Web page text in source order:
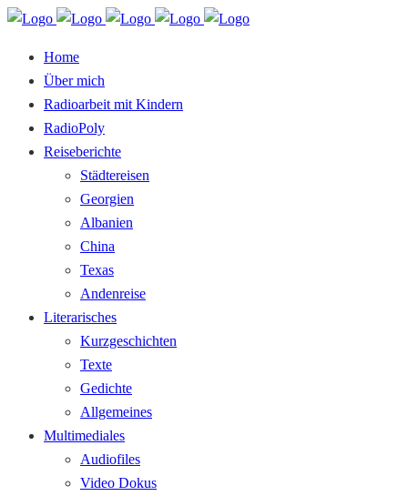
Home
Über mich
Radioarbeit mit Kindern
RadioPoly
Reiseberichte
Städtereisen
Georgien
Albanien
China
Texas
Andenreise
Literarisches
Kurzgeschichten
Texte
Gedichte
Allgemeines
Multimediales
Audiofiles
Video Dokus